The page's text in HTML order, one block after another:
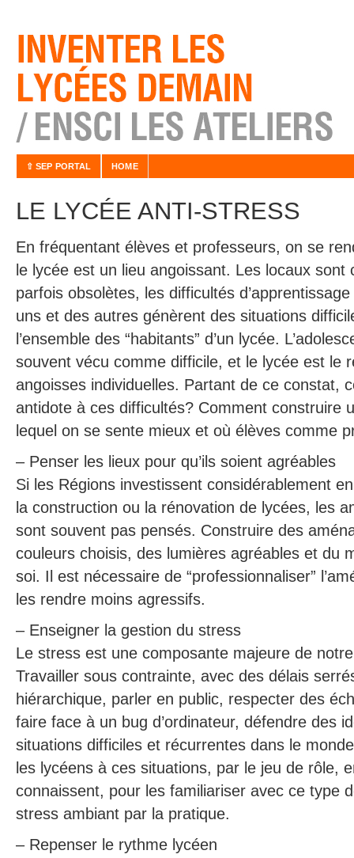
⇧ SEP PORTAL HOME
LE LYCÉE ANTI-STRESS
En fréquentant élèves et professeurs, on se
le lycée est un lieu angoissant. Les locaux sont
parfois obsolètes, les difficultés
uns et des autres génèrent des situations
l’ensemble des “habitants” d’un lycée.
souvent vécu comme difficile, et le lycée est le
angoisses individuelles. Partant de ce constat,
antidote à ces difficultés? Comment construire
lequel on se sente mieux et où élèves comme
– Penser les lieux pour qu’ils soient agréables
Si les Régions investissent considérablement
la construction ou la rénovation de lycées, les
sont souvent pas pensés. Construire des
couleurs choisis, des lumières agréables et du
soi. Il est nécessaire de “professionnaliser”
les rendre moins agressifs.
– Enseigner la gestion du stress
Le stress est une composante majeure de
Travailler sous contrainte, avec des délais
hiérarchique, parler en public, respecter des
faire face à un bug d’ordinateur, défendre des
situations difficiles et récurrentes dans le
les lycéens à ces situations, par le jeu de rôle,
connaissent, pour les familiariser avec ce type
stress ambiant par la pratique.
– Repenser le rythme lycéen